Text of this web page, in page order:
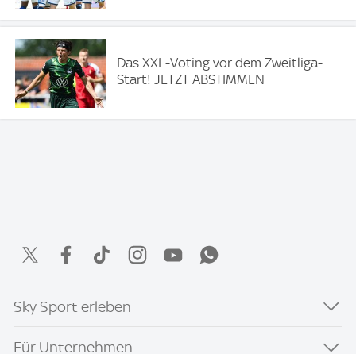
Das XXL-Voting vor dem Zweitliga-
Start! JETZT ABSTIMMEN
Sky Sport erleben
Für Unternehmen